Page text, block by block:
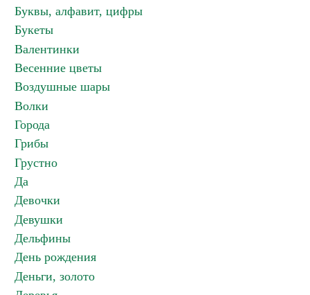
Буквы, алфавит, цифры
Букеты
Валентинки
Весенние цветы
Воздушные шары
Волки
Города
Грибы
Грустно
Да
Девочки
Девушки
Дельфины
День рождения
Деньги, золото